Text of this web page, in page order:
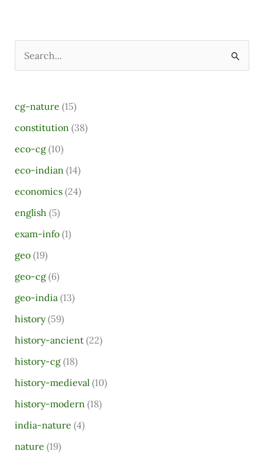
c
h
f
o
r
cg-nature (15)
constitution(38)
eco-cg(10)
eco-indian(14)
economics(24)
english (5)
exam-info(1)
geo(19)
geo-cg(6)
geo-india(13)
history(59)
history-ancient(22)
history-cg(18)
history-medieval(10)
history-modern(18)
india-nature (4)
nature (19)